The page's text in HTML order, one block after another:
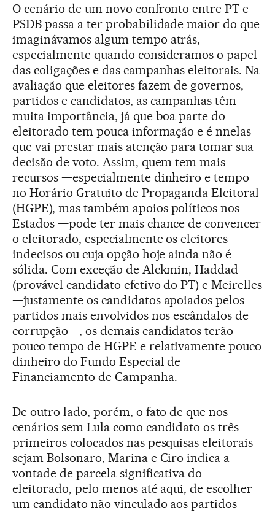
O cenário de um novo confronto entre PT e
PSDB passa a ter probabilidade maior do que
imaginávamos algum tempo atrás,
especialmente quando consideramos o papel
das coligações e das campanhas eleitorais. Na
avaliação que eleitores fazem de governos,
partidos e candidatos, as campanhas têm
muita importância, já que boa parte do
eleitorado tem pouca informação e é nnelas
que vai prestar mais atenção para tomar sua
decisão de voto. Assim, quem tem mais
recursos —especialmente dinheiro e tempo
no Horário Gratuito de Propaganda Eleitoral
(HGPE), mas também apoios políticos nos
Estados —pode ter mais chance de convencer
o eleitorado, especialmente os eleitores
indecisos ou cuja opção hoje ainda não é
sólida. Com exceção de Alckmin, Haddad
(provável candidato efetivo do PT) e Meirelles
—justamente os candidatos apoiados pelos
partidos mais envolvidos nos escândalos de
corrupção—, os demais candidatos terão
pouco tempo de HGPE e relativamente pouco
dinheiro do Fundo Especial de
Financiamento de Campanha.
De outro lado, porém, o fato de que nos
cenários sem Lula como candidato os três
primeiros colocados nas pesquisas eleitorais
sejam Bolsonaro, Marina e Ciro indica a
vontade de parcela significativa do
eleitorado, pelo menos até aqui, de escolher
um candidato não vinculado aos partidos